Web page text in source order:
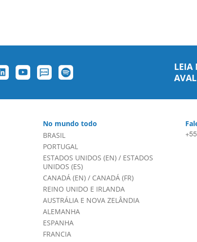
LEIA
No mundo todo
BRASIL
PORTUGAL
ESTADOS UNIDOS (EN)/ ESTADOS
UNIDOS (ES)
CANADÁ (EN)/ CANADÁ (FR)
REINO UNIDO E IRLANDA
AUSTRÁLIA E NOVA ZELÂNDIA
ALEMANHA
ESPANHA
FRANCIA